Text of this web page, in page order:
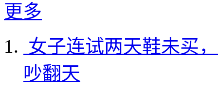
更多
女子连试两天鞋未买
吵翻天